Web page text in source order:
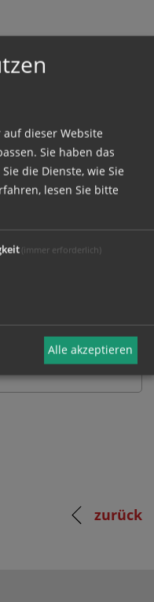
Bitte
Sie das
Benutzernamen
zurück
dieser Website
Sie haben das
die Dienste, wie Sie
lesen Sie bitte
(immer erforderlich)
Alle akzeptieren